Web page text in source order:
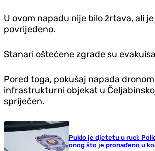
U ovom napadu nije bilo žrtava, ali
povrijeđeno.
Stanari oštećene zgrade su
Pored toga, pokušaj napada
infrastrukturni objekat u
spriječen.
Puklo je djetetu u ruci:
onog što je pronađeno u